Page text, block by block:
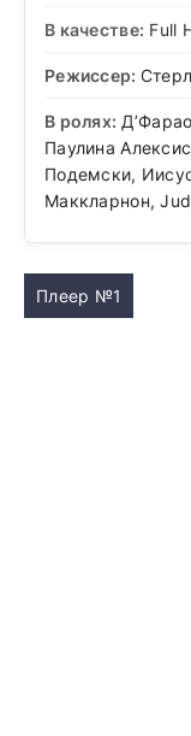
В качестве: Full
Режиссер:
В ролях:
Паулина
Подемски,
Маккларнон,
Плеер №1